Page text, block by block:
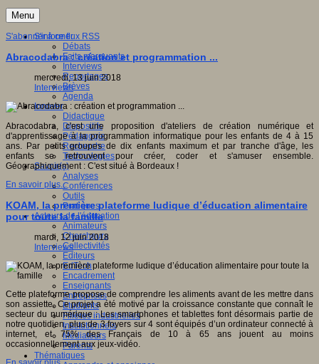
Menu
S'informer
Débats
Faits marquants
Interviews
Reportages
Brèves
Agenda
Innover
Didactique
Dispositifs
Pédagogie
Recherche
Technologies
Savoir(s)
Analyses
Conférences
Outils
Pratiques
Acteurs de l'éducation
Animateurs
Chercheurs
Collectivités
Editeurs
EdTech
Encadrement
Enseignants
Entreprises
Etudiants
Filières industrielles
Institutionnels
Médiateurs
Parents
Thématiques
S'abonner à ce flux RSS
Abracodabra : création et programmation ...
mercredi, 13 juin 2018
Interviews
Abracodabra, c'est une proposition d'ateliers de création numérique et
d'apprentissage à la programmation informatique pour les enfants de 4 à 15
ans. Par petits groupes de dix enfants maximum et par tranche d'âge, les
enfants se retrouvent pour créer, coder et s'amuser ensemble.
Géographiquement : C'est situé à Bordeaux !
En savoir plus...
KOAM, la première plateforme ludique d’éducation alimentaire
pour toute la famille
mardi, 12 juin 2018
Interviews
Cette plateforme propose de comprendre les aliments avant de les mettre dans
son assiette. Ce projet a été motivé par la croissance constante que connaît le
secteur du numérique : Les smartphones et tablettes font désormais partie de
notre quotidien, plus de 3 foyers sur 4 sont équipés d’un ordinateur connecté à
internet, et 75% des Français de 10 à 65 ans jouent au moins
occasionnellement aux jeux-vidéo.